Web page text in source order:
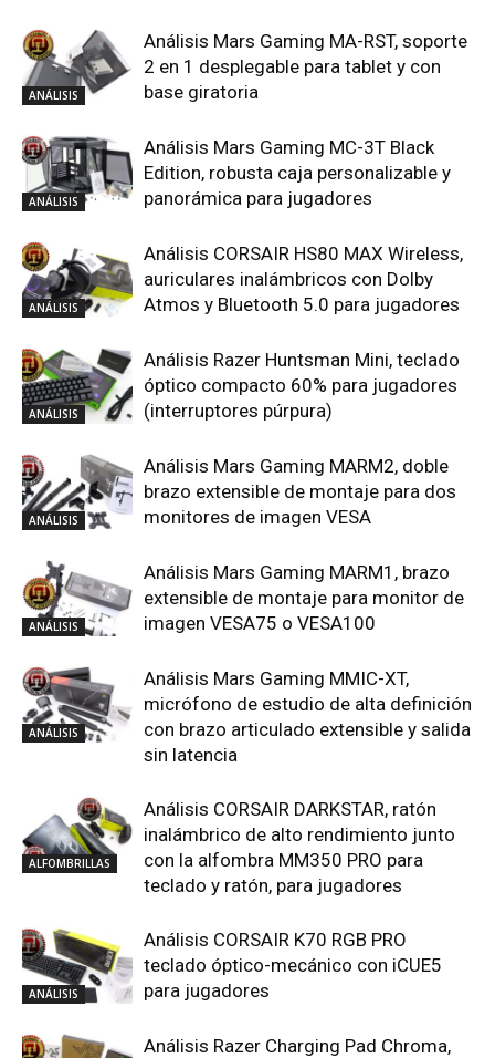
ANÁLISIS
Análisis Mars Gaming MA-RST, soporte
2 en 1 desplegable para tablet y con
base giratoria
ANÁLISIS
Análisis Mars Gaming MC-3T Black
Edition, robusta caja personalizable y
panorámica para jugadores
ANÁLISIS
Análisis CORSAIR HS80 MAX Wireless,
auriculares inalámbricos con Dolby
Atmos y Bluetooth 5.0 para jugadores
ANÁLISIS
Análisis Razer Huntsman Mini, teclado
óptico compacto 60% para jugadores
(interruptores púrpura)
ANÁLISIS
Análisis Mars Gaming MARM2, doble
brazo extensible de montaje para dos
monitores de imagen VESA
ANÁLISIS
Análisis Mars Gaming MARM1, brazo
extensible de montaje para monitor de
imagen VESA75 o VESA100
ANÁLISIS
Análisis Mars Gaming MMIC-XT,
micrófono de estudio de alta definición
con brazo articulado extensible y salida
sin latencia
ALFOMBRILLAS
Análisis CORSAIR DARKSTAR, ratón
inalámbrico de alto rendimiento junto
con la alfombra MM350 PRO para
teclado y ratón, para jugadores
ANÁLISIS
Análisis CORSAIR K70 RGB PRO
teclado óptico-mecánico con iCUE5
para jugadores
Análisis Razer Charging Pad Chroma,